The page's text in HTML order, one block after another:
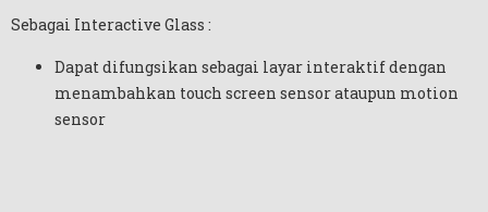
Sebagai Interactive Glass :
Dapat difungsikan sebagai layar interaktif dengan
menambahkan touch screen sensor ataupun motion
sensor